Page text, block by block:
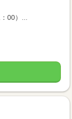
00）...